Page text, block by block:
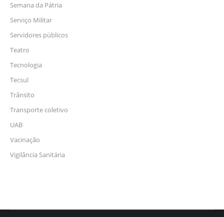
Semana da Pátria
Serviço Militar
Servidores públicos
Teatro
Tecnologia
Tecsul
Trânsito
Transporte coletivo
UAB
Vacinação
Vigilância Sanitária